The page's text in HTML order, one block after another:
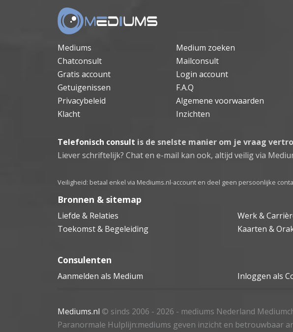
Mediums Medium zoeken
Chatconsult
Mailconsult
Gratis account
Login account
Getuigenissen
F.A.Q
Privacybeleid
Algemene voorwaarden
Klacht
Inzichten
Telefonisch consult is de snelste manier om je vraag
Liever schriftelijk? Chat en e-mail kan ook, altijd veilig via
Veiligheid: betaal enkel via Mediums.nl-account en deel geen persoonlijke
Bronnen & sitemap
Liefde & Relaties Werk &
Toekomst & Begeleiding
Kaarten &
Consulenten
Aanmelden als Medium Inloggen als
Mediums.nl © sinds 2006 - 2026 - mediums Nederland
Paranormale Hulplijn:mediums geven inzicht en betrouwbaar